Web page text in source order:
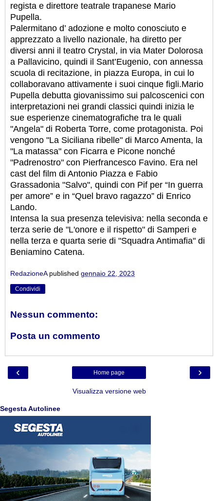
regista e direttore teatrale trapanese Mario
Pupella.
Palermitano d’ adozione e molto conosciuto e
apprezzato a livello nazionale, ha diretto per
diversi anni il teatro Crystal, in via Mater Dolorosa
a Pallavicino, quindi il Sant’Eugenio, con annessa
scuola di recitazione, in piazza Europa, in cui lo
collaboravano attivamente i suoi cinque figli.Mario
Pupella debutta giovanissimo sui palcoscenici con
interpretazioni nei grandi classici quindi inizia le
sue esperienze cinematografiche tra le quali
"Angela" di Roberta Torre, come protagonista. Poi
vengono "La Siciliana ribelle" di Marco Amenta, la
"La matassa" con Ficarra e Picone nonché
"Padrenostro" con Pierfrancesco Favino. Era nel
cast del film di Antonio Piazza e Fabio
Grassadonia "Salvo", quindi con Pif per “In guerra
per amore” e in “Quel bravo ragazzo” di Enrico
Lando.
Intensa la sua presenza televisiva: nella seconda e
terza serie de "L'onore e il rispetto" di Samperi e
nella terza e quarta serie di "Squadra Antimafia" di
Beniamino Catena.
RedazioneA published gennaio 22, 2023
Condividi
Nessun commento:
Posta un commento
‹ ›
Home page
Visualizza versione web
Segesta Autolinee